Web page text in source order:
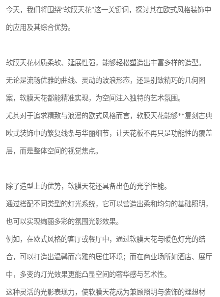
今天，我们将围绕“软膜天花”这一关键词，探讨其在欧式风格装饰中
的应用及其综合优势。
软膜天花材质柔软、延展性强，能够轻松塑造出丰富多样的造型。
无论是流畅优雅的曲线、灵动的波浪形态，还是别致精巧的几何图
案，软膜天花都能精准实现，为空间注入独特的艺术氛围。
尤其对于追求精致与浪漫的欧式风格而言，软膜天花能够**复刻古典
欧式装饰中的繁复线条与华丽细节，让天花板不再只是功能性的覆盖
层，而是整体空间的视觉焦点。
除了造型上的优势，软膜天花还具备出色的光学性能。
通过搭配不同类型的灯光系统，它可以营造出柔和均匀的基础照明，
也可以实现绚丽多彩的氛围光影效果。
例如，在欧式风格的客厅或餐厅中，通过软膜天花与暖色灯光的结
合，可以打造出温馨而高雅的居住环境；而在商业场所如酒店、展厅
中，多变的灯光效果更能凸显空间的奢华感与艺术性。
这种灵活的光影表现力，使软膜天花成为兼顾照明与装饰的理想材